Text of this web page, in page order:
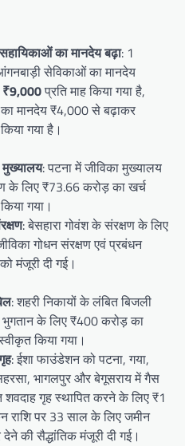
का मानदेय बढ़ा: 1
सेविकाओं का मानदेय
₹9,000प्रति माह किया गया है,
मानदेय ₹4,000 से बढ़ाकर
गया है।
मुख्यालय: पटना में जीविका मुख्यालय
के लिए ₹73.66 करोड़ का खर्च
गया।
: बेसहारा गोवंश के संरक्षण के लिए
गोधन संरक्षण एवं प्रबंधन
मंजूरी दी गई।
: शहरी निकायों के लंबित बिजली
के लिए ₹400 करोड़ का
किया गया।
: ईशा फाउंडेशन को पटना, गया,
भागलपुर और बेगूसराय में गैस
शवदाह गृह स्थापित करने के लिए ₹1
राशि पर 33 साल के लिए जमीन
की सैद्धांतिक मंजूरी दी गई।